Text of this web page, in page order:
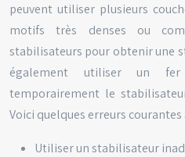
peuvent utiliser plusieurs
motifs très denses ou
stabilisateurs pour obtenir une
également utiliser un
temporairement le
Voici quelques erreurs courantes
Utiliser un stabilisateur